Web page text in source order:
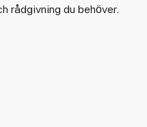
rådgivning du behöver.